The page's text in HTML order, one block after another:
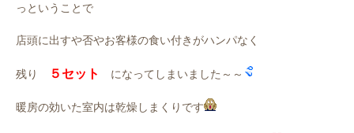
っということで
店頭に出すや否やお客様の食い付きがハンパなく
残り ５セット になってしまいました～～
暖房の効いた室内は乾燥しまくりです